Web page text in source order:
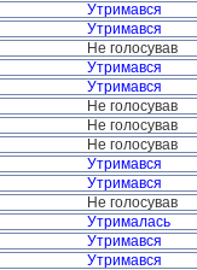
Утримався
Утримався
Не голосував
Утримався
Утримався
Не голосував
Не голосував
Не голосував
Утримався
Утримався
Не голосував
Утрималась
Утримався
Утримався